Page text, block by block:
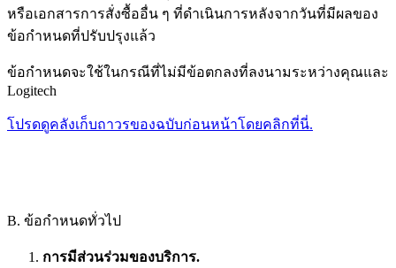
หรือเอกสารการสั่งซื้ออื่น ๆ ที่ดำเนินการหลังจากวันที่มีผลของ
ข้อกำหนดที่ปรับปรุงแล้ว
ข้อกำหนดจะใช้ในกรณีที่ไม่มีข้อตกลงที่ลงนามระหว่างคุณและ
Logitech
โปรดดูคลังเก็บถาวรของฉบับก่อนหน้าโดยคลิกที่นี่.
B. ข้อกำหนดทั่วไป
การมีส่วนร่วมของบริการ.